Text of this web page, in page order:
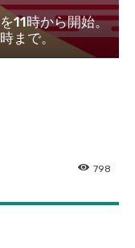
11時から開始。
まで。
798